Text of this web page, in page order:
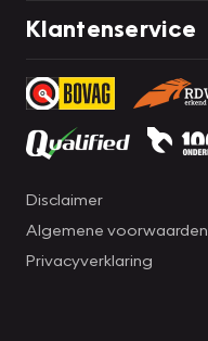
Klantenservice
Disclaimer
Algemene voorwaarden
Privacyverklaring